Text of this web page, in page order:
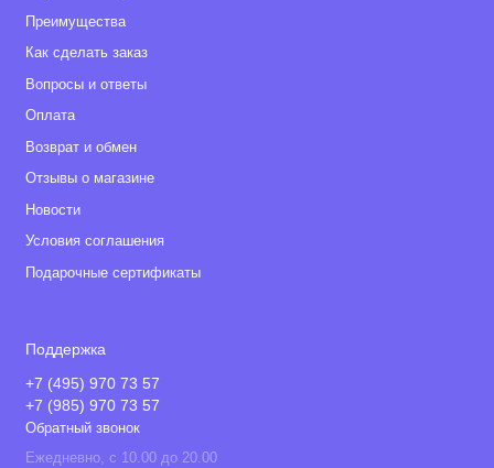
Преимущества
Как сделать заказ
Вопросы и ответы
Оплата
Возврат и обмен
Отзывы о магазине
Новости
Условия соглашения
Подарочные сертификаты
Поддержка
+7 (495) 970 73 57
+7 (985) 970 73 57
Обратный звонок
Ежедневно, с 10.00 до 20.00